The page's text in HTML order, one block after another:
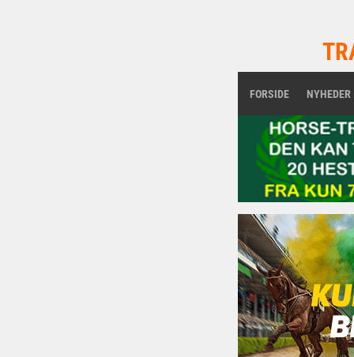
FORSIDE NYHEDER